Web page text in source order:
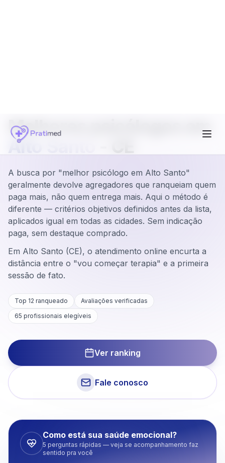
Melhores psicólogos em
Alto Santo
A busca por "melhor psicólogo em Alto Santo"
geralmente devolve agregadores que ranqueiam quem
paga mais, não quem entrega mais. Aqui o método é
diferente — critérios objetivos definidos antes da lista,
aplicados igual em todas as cidades. Sem indicação
paga, sem destaque comprado.
Em Alto Santo (CE), o atendimento online encurta a
distância entre o "vou começar terapia" e a primeira
sessão de fato.
Top 12 ranqueado
Avaliações verificadas
65 profissionais elegíveis
Ver ranking
Fale conosco
Como está sua saúde emocional?
5 perguntas rápidas — veja se acompanhamento faz
sentido pra você